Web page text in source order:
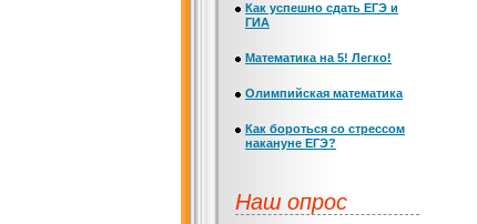
Как успешно сдать ЕГЭ и
ГИА
Математика на 5! Легко!
Олимпийская математика
Как бороться со стрессом
накануне ЕГЭ?
Наш опрос